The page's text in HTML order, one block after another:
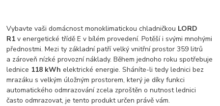
Vybavte vaši domácnost monoklimatickou chladničkou LORD
R1v energetické třídě E v bílém provedení. Potěší i svými mnohými
přednostmi. Mezi ty základní patří velký vnitřní prostor 359 litrů
a zároveň nízké provozní náklady. Během jednoho roku spotřebuje
lednice 118 kWh elektrické energie. Sháníte-li tedy lednici bez
mrazáku s velkým úložným prostorem, který je díky funkci
automatického odmrazování zcela zproštěn o nutnost lednici
často odmrazovat, je tento produkt určen právě vám.